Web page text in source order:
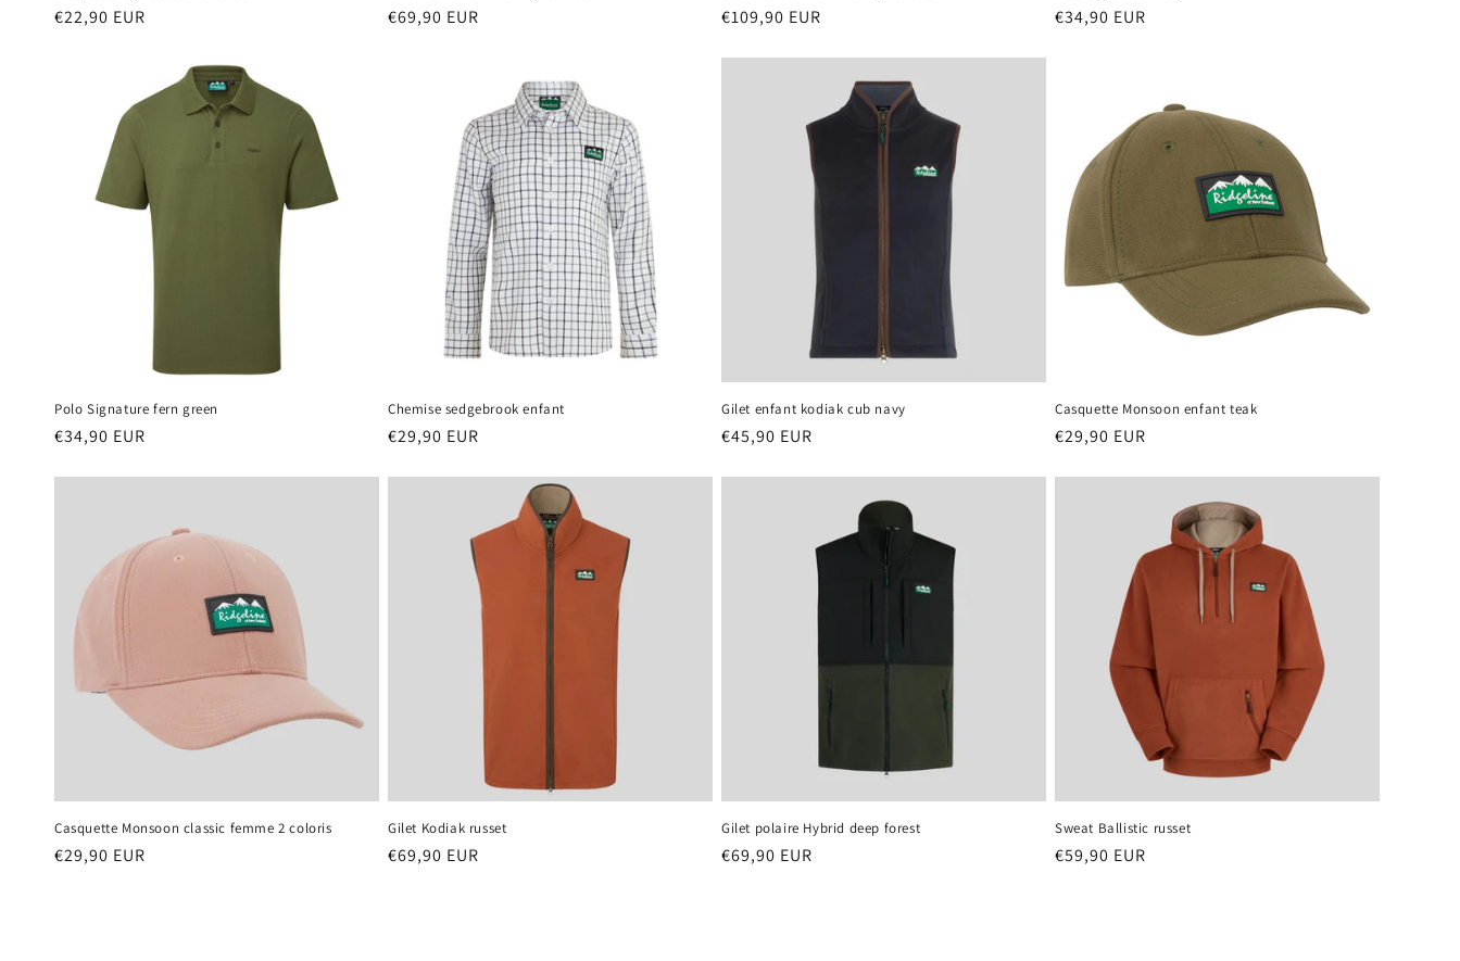
Prix
€22,90 EUR
Prix
€69,90 EUR
Prix
€109,90 EUR
Prix
€34,90 EUR
Polo Signature fern green
Prix
€34,90 EUR
Chemise sedgebrook enfant
Prix
€29,90 EUR
Gilet enfant kodiak cub navy
Prix
€45,90 EUR
Casquette Monsoon enfant teak
Prix
€29,90 EUR
Casquette Monsoon classic femme 2 coloris
Prix
€29,90 EUR
Gilet Kodiak russet
Prix
€69,90 EUR
Gilet polaire Hybrid deep forest
Prix
€69,90 EUR
Sweat Ballistic russet
Prix
€59,90 EUR